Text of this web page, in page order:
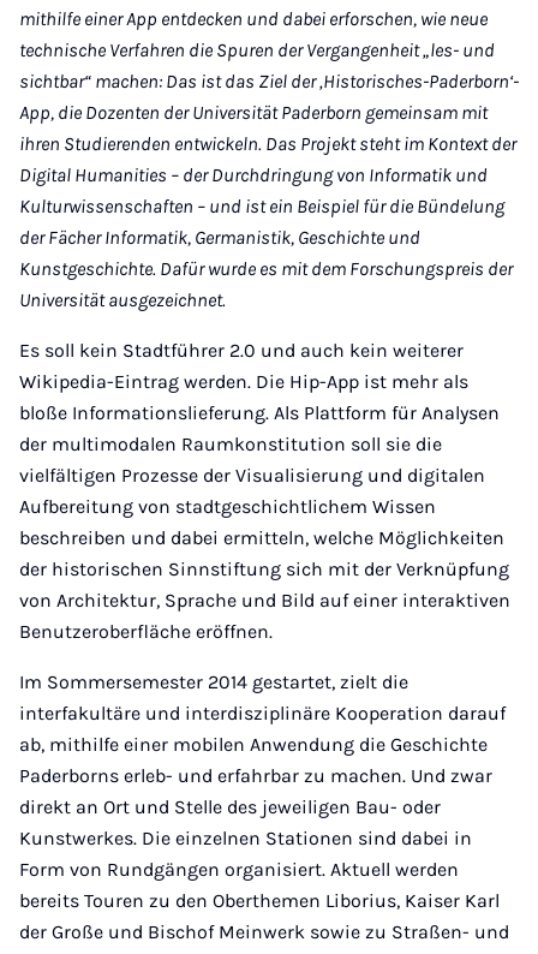
mithilfe einer App entdecken und dabei erforschen, wie neue
technische Verfahren die Spuren der Vergangenheit „les- und
sichtbar“ machen: Das ist das Ziel der ‚Historisches-Paderborn‘-
App, die Dozenten der Universität Paderborn gemeinsam mit
ihren Studierenden entwickeln. Das Projekt steht im Kontext der
Digital Humanities – der Durchdringung von Informatik und
Kulturwissenschaften – und ist ein Beispiel für die Bündelung
der Fächer Informatik, Germanistik, Geschichte und
Kunstgeschichte. Dafür wurde es mit dem Forschungspreis der
Universität ausgezeichnet.
Es soll kein Stadtführer 2.0 und auch kein weiterer
Wikipedia-Eintrag werden. Die Hip-App ist mehr als
bloße Informationslieferung. Als Plattform für Analysen
der multimodalen Raumkonstitution soll sie die
vielfältigen Prozesse der Visualisierung und digitalen
Aufbereitung von stadtgeschichtlichem Wissen
beschreiben und dabei ermitteln, welche Möglichkeiten
der historischen Sinnstiftung sich mit der Verknüpfung
von Architektur, Sprache und Bild auf einer interaktiven
Benutzeroberfläche eröffnen.
Im Sommersemester 2014 gestartet, zielt die
interfakultäre und interdisziplinäre Kooperation darauf
ab, mithilfe einer mobilen Anwendung die Geschichte
Paderborns erleb- und erfahrbar zu machen. Und zwar
direkt an Ort und Stelle des jeweiligen Bau- oder
Kunstwerkes. Die einzelnen Stationen sind dabei in
Form von Rundgängen organisiert. Aktuell werden
bereits Touren zu den Oberthemen Liborius, Kaiser Karl
der Große und Bischof Meinwerk sowie zu Straßen- und